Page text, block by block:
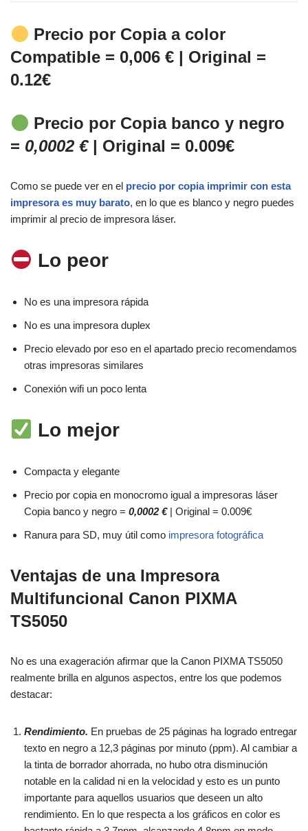
Precio por Copia a color
Compatible = 0,006 € | Original =
0.12€
Precio por Copia banco y negro
= 0,0002 €| Original = 0.009€
Como se puede ver en el precio por copia imprimir con esta
impresora es muy barato, en lo que es blanco y negro puedes
imprimir al precio de impresora láser.
Lo peor
No es una impresora rápida
No es una impresora duplex
Precio elevado por eso en el apartado precio recomendamos
otras impresoras similares
Conexión wifi un poco lenta
Lo mejor
Compacta y elegante
Precio por copia en monocromo igual a impresoras láser
Copia banco y negro = 0,0002 €| Original = 0.009€
Ranura para SD, muy útil como impresora fotográfica
Ventajas de una Impresora
Multifuncional Canon PIXMA
TS5050
No es una exageración afirmar que la Canon PIXMA TS5050
realmente brilla en algunos aspectos, entre los que podemos
destacar:
Rendimiento. En pruebas de 25 páginas ha logrado entregar
texto en negro a 12,3 páginas por minuto (ppm). Al cambiar a
la tinta de borrador ahorrada, no hubo otra disminución
notable en la calidad ni en la velocidad y esto es un punto
importante para aquellos usuarios que deseen un alto
rendimiento. En lo que respecta a los gráficos en color es